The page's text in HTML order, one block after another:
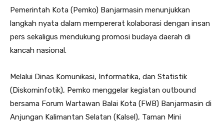
Pemerintah Kota (Pemko) Banjarmasin menunjukkan
langkah nyata dalam mempererat kolaborasi dengan insan
pers sekaligus mendukung promosi budaya daerah di
kancah nasional.
Melalui Dinas Komunikasi, Informatika, dan Statistik
(Diskominfotik), Pemko menggelar kegiatan outbound
bersama Forum Wartawan Balai Kota (FWB) Banjarmasin di
Anjungan Kalimantan Selatan (Kalsel), Taman Mini